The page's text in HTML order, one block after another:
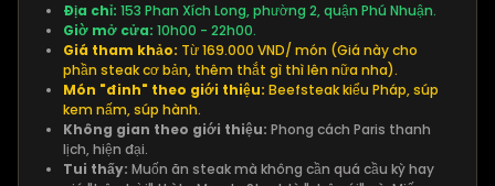
Địa chỉ: 153 Phan Xích Long, phường 2, quận Phú Nhuận.
Giờ mở cửa: 10h00 - 22h00.
Giá tham khảo: Từ 169.000 VND/ món (Giá này cho
phần steak cơ bản, thêm thắt gì thì lên nữa nha).
Món "đinh" theo giới thiệu: Beefsteak kiểu Pháp, súp
kem nấm, súp hành.
Không gian theo giới thiệu: Phong cách Paris thanh
lịch, hiện đại.
Tui thấy: Muốn ăn steak mà không cần quá cầu kỳ hay